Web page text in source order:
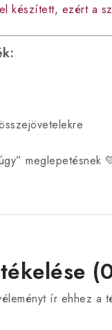
készített, ezért a
meglepetésnek
ír ehhez a